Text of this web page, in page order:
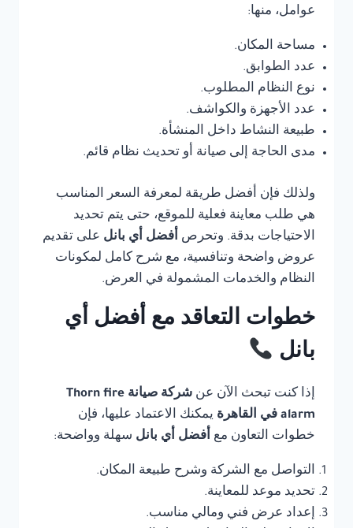
عوامل، منها:
مساحة المكان.
عدد الطوابق.
نوع النظام المطلوب.
عدد الأجهزة والكواشف.
طبيعة النشاط داخل المنشأة.
مدى الحاجة إلى صيانة أو تحديث نظام قائم.
ولذلك فإن أفضل طريقة لمعرفة السعر المناسب
هي طلب معاينة فعلية للموقع، حتى يتم تحديد
الاحتياجات بدقة. وتحرص أفضل أي بانل على تقديم
عروض واضحة وتنافسية، مع شرح كامل لمكونات
النظام والخدمات المشمولة في العرض.
خطوات التعاقد مع أفضل أي
بانل
إذا كنت تبحث الآن عن
شركة صيانة Thorn fire
alarm في القاهرة
يمكنك الاعتماد عليها، فإن
خطوات التعاون مع أفضل أي بانل سهلة وواضحة:
التواصل مع الشركة وشرح طبيعة المكان.
تحديد موعد للمعاينة.
إعداد عرض فني ومالي مناسب.